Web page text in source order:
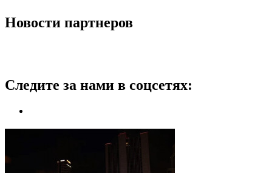
Новости партнеров
Следите за нами в соцсетях: